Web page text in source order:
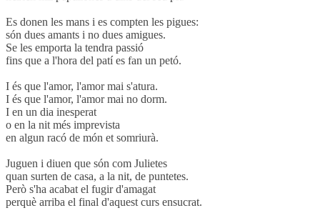
Es donen les mans i es compten les pigues:
són dues amants i no dues amigues.
Se les emporta la tendra passió
fins que a l'hora del patí es fan un petó.
I és que l'amor, l'amor mai s'atura.
I és que l'amor, l'amor mai no dorm.
I en un dia inesperat
o en la nit més imprevista
en algun racó de món et somriurà.
Juguen i diuen que són com Julietes
quan surten de casa, a la nit, de puntetes.
Però s'ha acabat el fugir d'amagat
perquè arriba el final d'aquest curs ensucrat.